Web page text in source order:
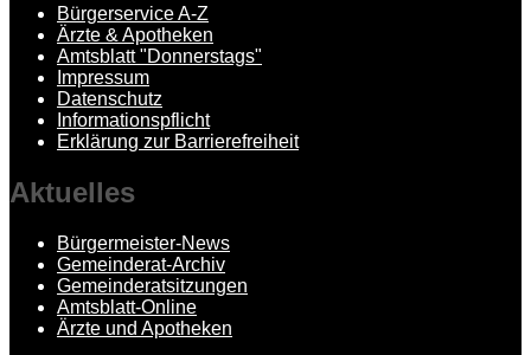
Bürgerservice A-Z
Ärzte & Apotheken
Amtsblatt "Donnerstags"
Impressum
Datenschutz
Informationspflicht
Erklärung zur Barrierefreiheit
Aktuelles
Bürgermeister-News
Gemeinderat-Archiv
Gemeinderatsitzungen
Amtsblatt-Online
Ärzte und Apotheken